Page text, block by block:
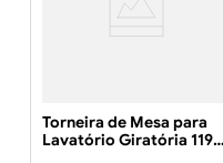
Torneira de Mesa para
Lavatório Giratória 1198